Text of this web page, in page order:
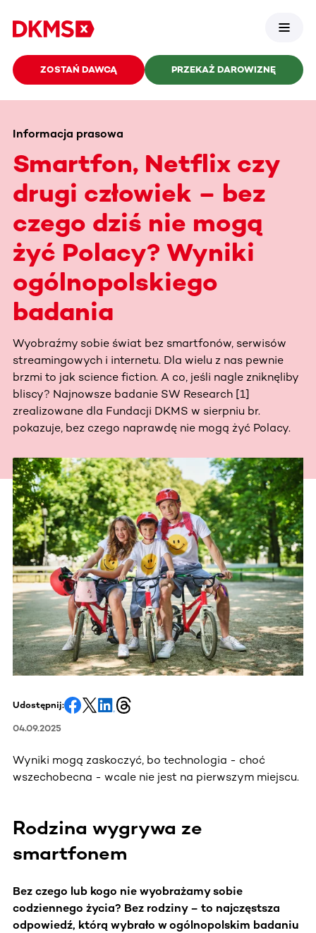
ZOSTAŃ DAWCĄ PRZEKAŻ DAROWIZNĘ
Informacja prasowa
Smartfon, Netflix czy
drugi człowiek – bez
czego dziś nie mogą
żyć Polacy? Wyniki
ogólnopolskiego
badania
Wyobraźmy sobie świat bez smartfonów, serwisów
streamingowych i internetu. Dla wielu z nas pewnie
brzmi to jak science fiction. A co, jeśli nagle zniknęliby
bliscy? Najnowsze badanie SW Research [1]
zrealizowane dla Fundacji DKMS w sierpniu br.
pokazuje, bez czego naprawdę nie mogą żyć Polacy.
Udostępnij:
04.09.2025
Wyniki mogą zaskoczyć, bo technologia - choć
wszechobecna - wcale nie jest na pierwszym miejscu.
Rodzina wygrywa ze
smartfonem
Bez czego lub kogo nie wyobrażamy sobie
codziennego życia? Bez rodziny – to najczęstsza
odpowiedź, którą wybrało w ogólnopolskim badaniu